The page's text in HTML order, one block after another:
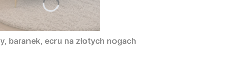
baranek, ecru na złotych nogach